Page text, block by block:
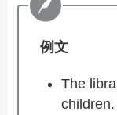
例文
The
children.